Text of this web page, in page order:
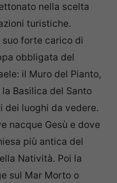
nella scelta
turistiche.
suo forte carico di
obbligata del
il Muro del Pianto,
Basilica del Santo
dei luoghi da vedere.
nacque Gesù e dove
più antica del
Natività. Poi la
sul Mar Morto o